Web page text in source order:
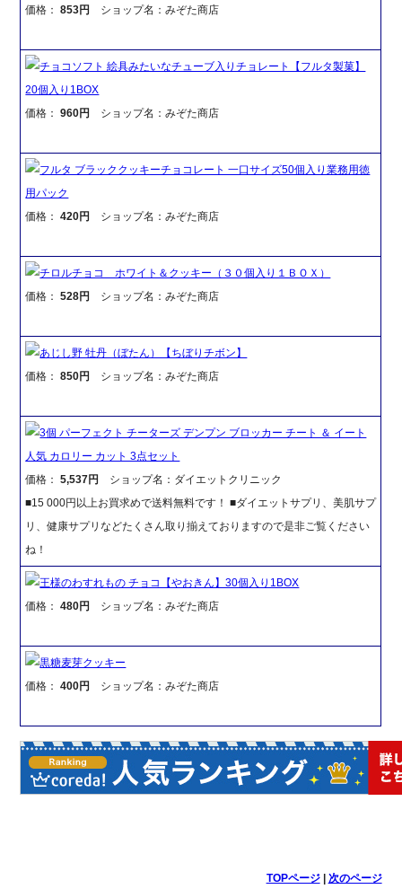
価格：853円 ショップ名：みぞた商店
チョコソフト 絵具みたいなチューブ入りチョレート【フルタ製菓】
20個入り1BOX
価格：960円 ショップ名：みぞた商店
フルタ ブラッククッキーチョコレート 一口サイズ50個入り業務用徳
用パック
価格：420円 ショップ名：みぞた商店
チロルチョコ ホワイト＆クッキー（３０個入り１ＢＯＸ）
価格：528円 ショップ名：みぞた商店
あじし野 牡丹（ぼたん）【ちぼりチボン】
価格：850円 ショップ名：みぞた商店
3個 パーフェクト チーターズ デンプン ブロッカー チート ＆ イート
人気 カロリー カット 3点セット
価格：5,537円
ショップ名：ダイエットクリニック
■15 000円以上お買求めで送料無料です！ ■ダイエットサプリ、美肌サプ
リ、健康サプリなどたくさん取り揃えておりますので是非ご覧ください
ね！
王様のわすれもの チョコ【やおきん】30個入り1BOX
価格：480円 ショップ名：みぞた商店
黒糖麦芽クッキー
価格：400円 ショップ名：みぞた商店
TOPページ| 次のページ